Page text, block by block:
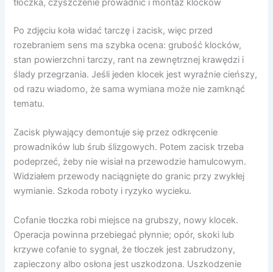
tłoczka, czyszczenie prowadnic i montaż klocków
Po zdjęciu koła widać tarczę i zacisk, więc przed
rozebraniem sens ma szybka ocena: grubość klocków,
stan powierzchni tarczy, rant na zewnętrznej krawędzi i
ślady przegrzania. Jeśli jeden klocek jest wyraźnie cieńszy,
od razu wiadomo, że sama wymiana może nie zamknąć
tematu.
Zacisk pływający demontuje się przez odkręcenie
prowadników lub śrub ślizgowych. Potem zacisk trzeba
podeprzeć, żeby nie wisiał na przewodzie hamulcowym.
Widziałem przewody naciągnięte do granic przy zwykłej
wymianie. Szkoda roboty i ryzyko wycieku.
Cofanie tłoczka robi miejsce na grubszy, nowy klocek.
Operacja powinna przebiegać płynnie; opór, skoki lub
krzywe cofanie to sygnał, że tłoczek jest zabrudzony,
zapieczony albo osłona jest uszkodzona. Uszkodzenie